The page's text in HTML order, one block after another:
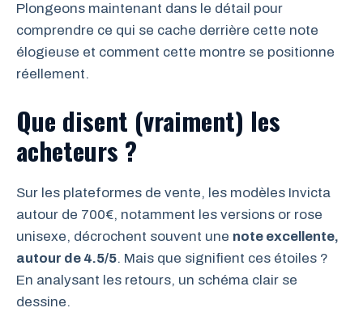
Plongeons maintenant dans le détail pour
comprendre ce qui se cache derrière cette note
élogieuse et comment cette montre se positionne
réellement.
Que disent (vraiment) les
acheteurs ?
Sur les plateformes de vente, les modèles Invicta
autour de 700€, notamment les versions or rose
unisexe, décrochent souvent une note excellente,
autour de 4.5/5. Mais que signifient ces étoiles ?
En analysant les retours, un schéma clair se
dessine.